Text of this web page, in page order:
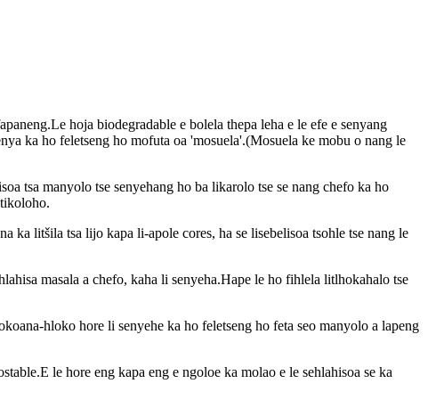
hoja biodegradable e bolela thepa leha e le efe e senyang
ka ho feletseng ho mofuta oa 'mosuela'.(Mosuela ke mobu o nang le
tsa manyolo tse senyehang ho ba likarolo tse se nang chefo ka ho
ka litšila tsa lijo kapa li-apole cores, ha se lisebelisoa tsohle tse nang le
masala a chefo, kaha li senyeha.Hape le ho fihlela litlhokahalo tse
hloko hore li senyehe ka ho feletseng ho feta seo manyolo a lapeng
le hore eng kapa eng e ngoloe ka molao e le sehlahisoa se ka